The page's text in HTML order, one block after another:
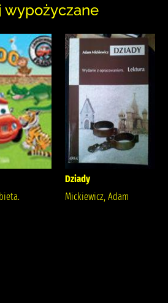
wypożyczane
Dziady
Mickiewicz, Adam